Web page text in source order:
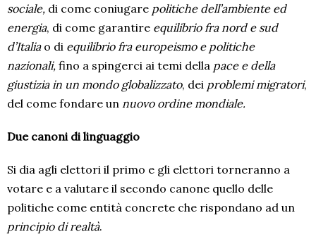
sociale, di come coniugare politiche dell’ambiente ed
energia, di come garantire equilibrio fra nord e sud
d’Italia o di equilibrio fra europeismo e politiche
nazionali, fino a spingerci ai temi della pace e della
giustizia in un mondo globalizzato, dei problemi migratori,
del come fondare un nuovo ordine mondiale.
Due canoni di linguaggio
Si dia agli elettori il primo e gli elettori torneranno a
votare e a valutare il secondo canone quello delle
politiche come entità concrete che rispondano ad un
principio di realtà.